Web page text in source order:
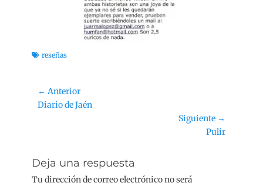
Etiquetas
reseñas
Navegación
de
← Anterior
Entrada
Diario de Jaén
Siguiente →
Pulir
Deja una respuesta
Tu dirección de correo electrónico no será